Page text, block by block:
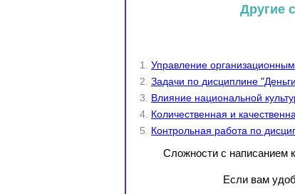
Другие
Управление
Задачи по дисциплине
Влияние национальной
Количественная и
Контрольная работа по
Сложности с написанием
Если вам